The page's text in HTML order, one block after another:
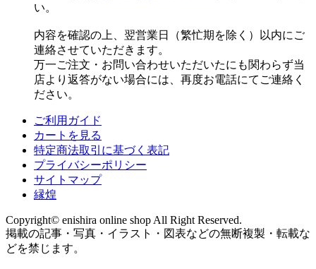
い。
内容を確認の上、翌営業日（繁忙期を除く）以内にご
連絡させていただきます。
万一ご注文・お問い合わせいただいたにも関わらず当
店より返答がない場合には、再度お電話にてご連絡く
ださい。
ご利用ガイド
カートを見る
特定商法取引に基づく表記
プライバシーポリシー
サイトマップ
縁煌
Copyright© enishira online shop All Right Reserved.
掲載の記事・写真・イラスト・図表などの無断複製・転載な
どを禁じます。